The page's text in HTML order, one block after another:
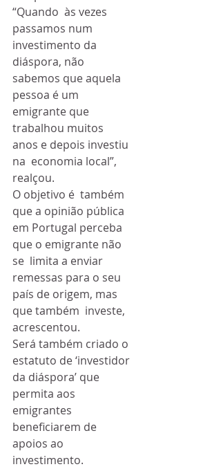
“Quando  às vezes
passamos num
investimento da
diáspora, não
sabemos que aquela
pessoa é um
emigrante que
trabalhou muitos
anos e depois investiu
na  economia local”,
realçou.
O objetivo é  também
que a opinião pública
em Portugal perceba
que o emigrante não
se  limita a enviar
remessas para o seu
país de origem, mas
que também  investe,
acrescentou.
Será também criado o
estatuto de ‘investidor
da diáspora’ que
permita aos
emigrantes
beneficiarem de
apoios ao
investimento.